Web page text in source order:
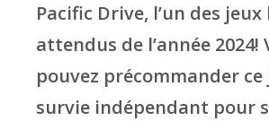
Pacific Drive, l’un des jeux
attendus de l’année 2024!
pouvez précommander ce
survie indépendant pour